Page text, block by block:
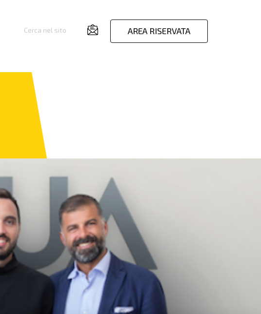
Cerca nel sito AREA RISERVATA